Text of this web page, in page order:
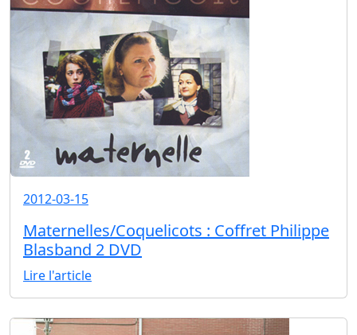
2012-03-15
Maternelles/Coquelicots : Coffret Philippe
Blasband 2 DVD
Lire l'article